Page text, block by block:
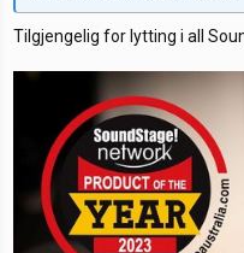
Tilgjengelig for lytting i all